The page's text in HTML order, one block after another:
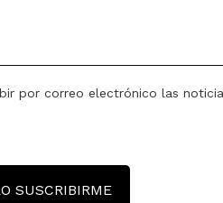
por correo electrónico las